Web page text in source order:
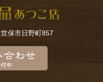
保市日野町857